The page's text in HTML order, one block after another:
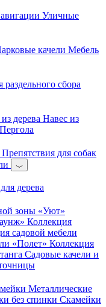
Уличные
качели Мебель
сбора
дерева Навес из
Пергола
Препятствия для собак
дерева
зоны «Уют»
Коллекция
садовой мебели
«Полет» Коллекция
Садовые качели и
Металлические
без спинки Скамейки